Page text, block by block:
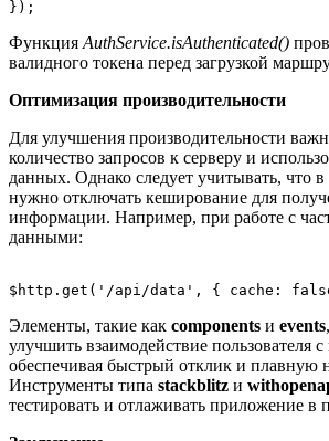
Функция AuthService.isAuthenticated()
валидного токена перед загрузкой
Оптимизация производительности
Для улучшения производительности
количество запросов к серверу и
данных. Однако следует учитывать, что
нужно отключать кеширование для
информации. Например, при работе с
данными:
Элементы, такие как components и events
улучшить взаимодействие пользователя
обеспечивая быстрый отклик и плавную
Инструменты типа stackblitz и
тестировать и отлаживать приложение в